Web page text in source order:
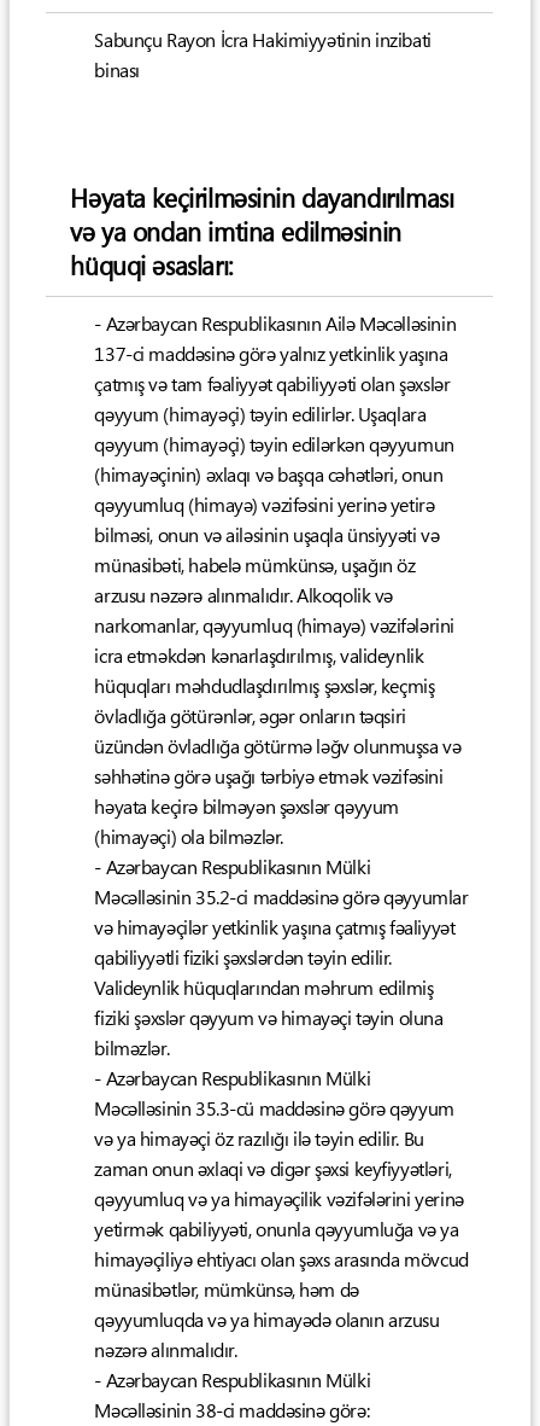
Sabunçu Rayon İcra Hakimiyyətinin inzibati
binası
Həyata keçirilməsinin dayandırılması
və ya ondan imtina edilməsinin
hüquqi əsasları:
- Azərbaycan Respublikasının Ailə Məcəlləsinin
137-ci maddəsinə görə yalnız yetkinlik yaşına
çatmış və tam fəaliyyət qabiliyyəti olan şəxslər
qəyyum (himayəçi) təyin edilirlər. Uşaqlara
qəyyum (himayəçi) təyin edilərkən qəyyumun
(himayəçinin) əxlaqı və başqa cəhətləri, onun
qəyyumluq (himayə) vəzifəsini yerinə yetirə
bilməsi, onun və ailəsinin uşaqla ünsiyyəti və
münasibəti, habelə mümkünsə, uşağın öz
arzusu nəzərə alınmalıdır. Alkoqolik və
narkomanlar, qəyyumluq (himayə) vəzifələrini
icra etməkdən kənarlaşdırılmış, valideynlik
hüquqları məhdudlaşdırılmış şəxslər, keçmiş
övladlığa götürənlər, əgər onların təqsiri
üzündən övladlığa götürmə ləğv olunmuşsa və
səhhətinə görə uşağı tərbiyə etmək vəzifəsini
həyata keçirə bilməyən şəxslər qəyyum
(himayəçi) ola bilməzlər.
- Azərbaycan Respublikasının Mülki
Məcəlləsinin 35.2-ci maddəsinə görə qəyyumlar
və himayəçilər yetkinlik yaşına çatmış fəaliyyət
qabiliyyətli fiziki şəxslərdən təyin edilir.
Valideynlik hüquqlarından məhrum edilmiş
fiziki şəxslər qəyyum və himayəçi təyin oluna
bilməzlər.
- Azərbaycan Respublikasının Mülki
Məcəlləsinin 35.3-cü maddəsinə görə qəyyum
və ya himayəçi öz razılığı ilə təyin edilir. Bu
zaman onun əxlaqi və digər şəxsi keyfiyyətləri,
qəyyumluq və ya himayəçilik vəzifələrini yerinə
yetirmək qabiliyyəti, onunla qəyyumluğa və ya
himayəçiliyə ehtiyacı olan şəxs arasında mövcud
münasibətlər, mümkünsə, həm də
qəyyumluqda və ya himayədə olanın arzusu
nəzərə alınmalıdır.
- Azərbaycan Respublikasının Mülki
Məcəlləsinin 38-ci maddəsinə görə: